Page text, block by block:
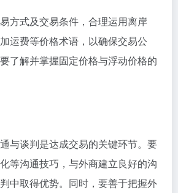
方式及交易条件，合理运用离岸
运费等价格术语，以确保交易公
了解并掌握固定价格与浮动价格的
与谈判是达成交易的关键环节。要
等沟通技巧，与外商建立良好的沟
中取得优势。同时，要善于把握外